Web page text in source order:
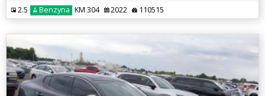
2.5 Benzyna KM 304 2022 110515